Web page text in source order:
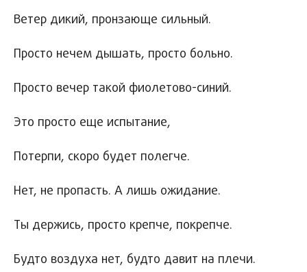
Ветер дикий, пронзающе сильный.
Просто нечем дышать, просто больно.
Просто вечер такой фиолетово-синий.
Это просто еще испытание,
Потерпи, скоро будет полегче.
Нет, не пропасть. А лишь ожидание.
Ты держись, просто крепче, покрепче.
Будто воздуха нет, будто давит на плечи.